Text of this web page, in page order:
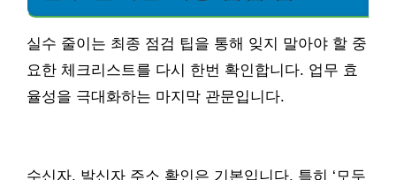
실수 줄이는 최종 점검 팁을 통해 잊지 말아야 할 중
요한 체크리스트를 다시 한번 확인합니다. 업무 효
율성을 극대화하는 마지막 관문입니다.
수신자, 발신자 주소 확인은 기본입니다. 특히 ‘모두